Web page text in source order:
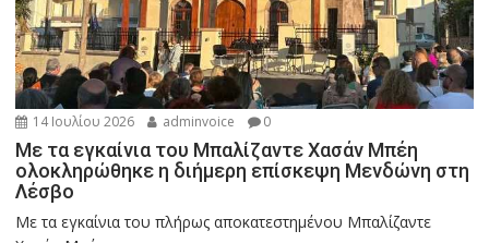
14 Ιουλίου 2026 adminvoice 0
Με τα εγκαίνια του Μπαλίζαντε Χασάν Μπέη
ολοκληρώθηκε η διήμερη επίσκεψη Μενδώνη στη
Λέσβο
Με τα εγκαίνια του πλήρως αποκατεστημένου Μπαλίζαντε